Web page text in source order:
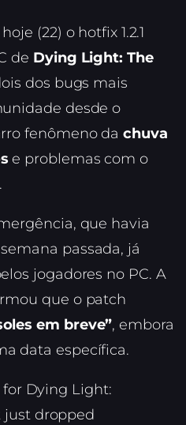
(22) o hotfix 1.2.1
de Dying Light: The
dos bugs mais
desde o
fenômeno dachuva
e problemas com o
que havia
passada, já
jogadores no PC. A
que o patch
em breve”, embora
data específica.
for Dying Light:
just dropped